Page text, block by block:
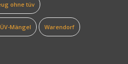
ohne tüv
Mängel Warendorf